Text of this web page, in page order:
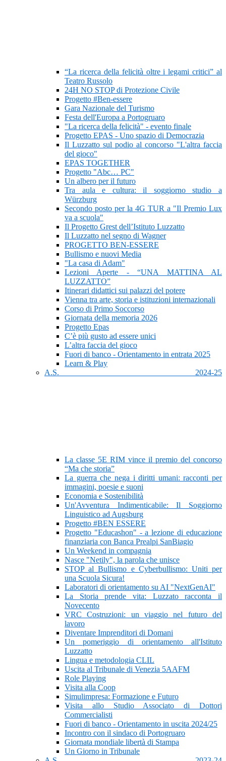
“La ricerca della felicità oltre i legami critici” al
Teatro Russolo
24H NO STOP di Protezione Civile
Progetto #Ben-essere
Gara Nazionale del Turismo
Festa dell'Europa a Portogruaro
"La ricerca della felicità" - evento finale
Progetto EPAS - Uno spazio di Democrazia
Il Luzzatto sul podio al concorso "L'altra faccia
del gioco"
EPAS TOGETHER
Progetto "Abc… PC"
Un albero per il futuro
Tra aula e cultura: il soggiorno studio a
Würzburg
Secondo posto per la 4G TUR a "Il Premio Lux
va a scuola"
Il Progetto Grest dell’Istituto Luzzatto
Il Luzzatto nel segno di Wagner
PROGETTO BEN-ESSERE
Bullismo e nuovi Media
"La casa di Adam"
Lezioni Aperte - “UNA MATTINA AL
LUZZATTO”
Itinerari didattici sui palazzi del potere
Vienna tra arte, storia e istituzioni internazionali
Corso di Primo Soccorso
Giornata della memoria 2026
Progetto Epas
C’è più gusto ad essere unici
L’altra faccia del gioco
Fuori di banco - Orientamento in entrata 2025
Learn & Play
A.S. 2024-25
La classe 5E RIM vince il premio del concorso
“Ma che storia”
La guerra che nega i diritti umani: racconti per
immagini, poesie e suoni
Economia e Sostenibilità
Un'Avventura Indimenticabile: Il Soggiorno
Linguistico ad Augsburg
Progetto #BEN ESSERE
Progetto "Educashon" - a lezione di educazione
finanziaria con Banca Prealpi SanBiagio
Un Weekend in compagnia
Nasce "Netily", la parola che unisce
STOP al Bullismo e Cyberbullismo: Uniti per
una Scuola Sicura!
Laboratori di orientamento su AI "NextGenAI"
La Storia prende vita: Luzzato racconta il
Novecento
VRC Costruzioni: un viaggio nel futuro del
lavoro
Diventare Imprenditori di Domani
Un pomeriggio di orientamento all'Istituto
Luzzatto
Lingua e metodologia CLIL
Uscita al Tribunale di Venezia 5AAFM
Role Playing
Visita alla Coop
Simulimpresa: Formazione e Futuro
Visita allo Studio Associato di Dottori
Commercialisti
Fuori di banco - Orientamento in uscita 2024/25
Incontro con il sindaco di Portogruaro
Giornata mondiale libertà di Stampa
Un Giorno in Tribunale